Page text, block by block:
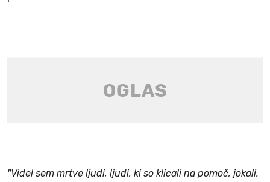
"Videl sem mrtve ljudi, ljudi, ki so klicali na pomoč, jokali.